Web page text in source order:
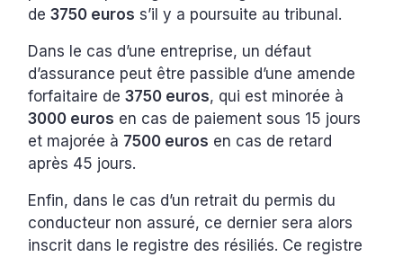
de3750 euros s’il y a poursuite au tribunal.
Dans le cas d’une entreprise, un défaut
d’assurance peut être passible d’une amende
forfaitaire de3750 euros, qui est minorée à
3000 euros en cas de paiement sous 15 jours
et majorée à 7500 euros en cas de retard
après 45 jours.
Enfin, dans le cas d’un retrait du permis du
conducteur non assuré, ce dernier sera alors
inscrit dans le registre des résiliés. Ce registre